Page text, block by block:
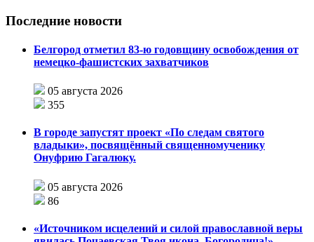
Последние новости
Белгород отметил 83-ю годовщину освобождения от
немецко-фашистских захватчиков
05 августа 2026
355
В городе запустят проект «По следам святого
владыки», посвящённый священномученику
Онуфрию Гагалюку.
05 августа 2026
86
«Источником исцелений и силой православной веры